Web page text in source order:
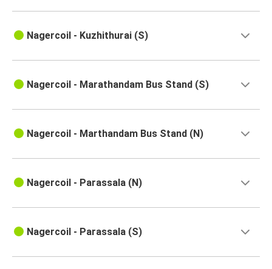
Nagercoil - Kuzhithurai (S)
Nagercoil - Marathandam Bus Stand (S)
Nagercoil - Marthandam Bus Stand (N)
Nagercoil - Parassala (N)
Nagercoil - Parassala (S)